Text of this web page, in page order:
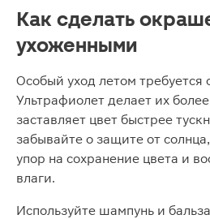
Как сделать
ухоженными
Особый уход летом
Ультрафиолет делает их
заставляет цвет быстрее
забывайте о защите от
упор на сохранение цвета и
влаги.
Используйте шампунь и